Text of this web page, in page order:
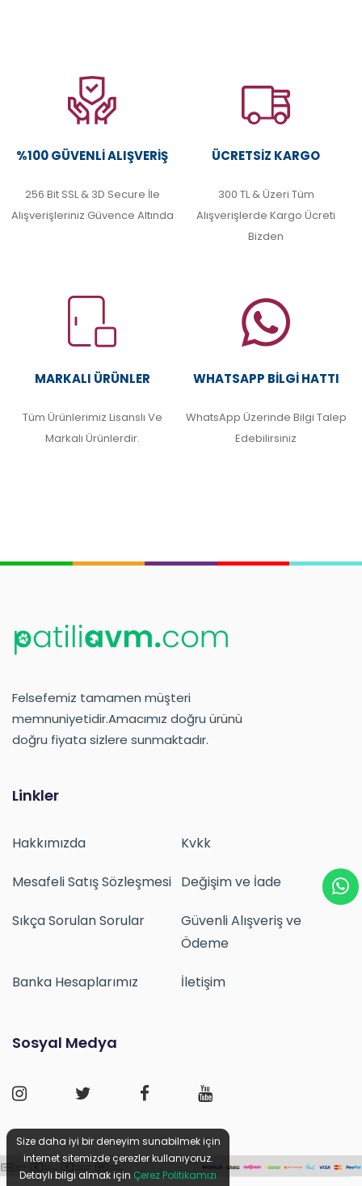
%100 GÜVENLI ALIŞVERIŞ
256 Bit SSL & 3D Secure İle
Alışverişleriniz Güvence Altında
ÜCRETSIZ KARGO
300 TL & Üzeri Tüm
Alışverişlerde Kargo Ücreti
Bizden
MARKALI ÜRÜNLER
Tüm Ürünlerimiz Lisanslı Ve
Markalı Ürünlerdir.
WHATSAPP BILGI HATTI
WhatsApp Üzerinde Bilgi Talep
Edebilirsiniz
Felsefemiz tamamen müşteri
memnuniyetidir.Amacımız doğru ürünü
doğru fiyata sizlere sunmaktadır.
Linkler
Hakkımızda Kvkk
Mesafeli Satış Sözleşmesi Değişim ve İade
Sıkça Sorulan Sorular
Güvenli Alışveriş ve
Ödeme
Banka Hesaplarımız İletişim
Sosyal Medya
Size daha iyi bir deneyim sunabilmek için
internet sitemizde çerezler kullanıyoruz.
Detaylı bilgi almak için Çerez Politikamızı